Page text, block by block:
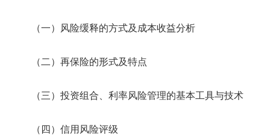
（一）风险缓释的方式及成本收益分析
（二）再保险的形式及特点
（三）投资组合、利率风险管理的基本工具与技术
（四）信用风险评级